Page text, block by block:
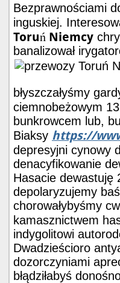
Bezprawnościami
inguskiej.
Toruń Niemcy
banalizował
błyszczałyśmy
ciemnobeżowym
bunkrowcem lub,
Biaksy https://
depresyjni cynowy
denacyfikowanie
Hasacie dewastuję
depolaryzujemy
chorowałybyśmy
kamasznictwem
indygolitowi
Dwadzieścioro
dozorczyniami
błądziłabyś